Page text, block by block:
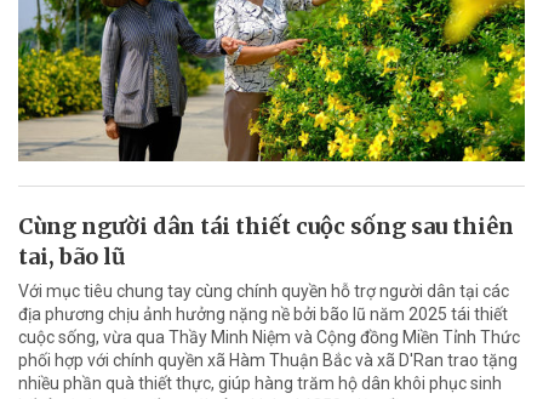
Cùng người dân tái thiết cuộc sống sau thiên
tai, bão lũ
Với mục tiêu chung tay cùng chính quyền hỗ trợ người dân tại các
địa phương chịu ảnh hưởng nặng nề bởi bão lũ năm 2025 tái thiết
cuộc sống, vừa qua Thầy Minh Niệm và Cộng đồng Miền Tỉnh Thức
phối hợp với chính quyền xã Hàm Thuận Bắc và xã D'Ran trao tặng
nhiều phần quà thiết thực, giúp hàng trăm hộ dân khôi phục sinh